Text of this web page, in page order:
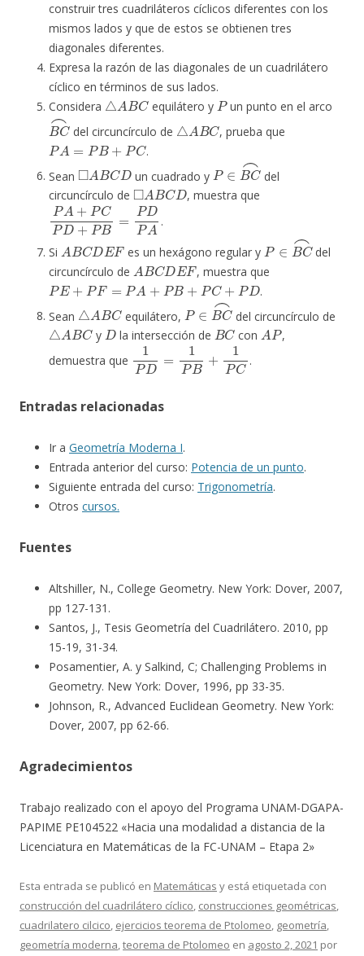
construir tres cuadriláteros cíclicos diferentes con los
mismos lados y que de estos se obtienen tres
diagonales diferentes.
Expresa la razón de las diagonales de un cuadrilátero
cíclico en términos de sus lados.
Considera
△ABC
equilátero y
P
un punto en el arco
BC⌢
del circuncírculo de
△ ABC
, prueba que
PA= PB+PC
.
Sean
◻ A BCD
un cuadrado y
P∈ C⌢
del
circuncírculo de
◻ABCD
, muestra que
PA+PC PD+ =PD
.
Si
es un hexágono regular y
C⌢
del
circuncírculo de
A BC DEF
, muestra que
PE+PF=PA +P B+PC+PD
.
Sean
△ ABC
equilátero,
P∈ C⌢
del circuncírculo de
△ABC
y
D
la intersección de
BC
con
AP
,
demuestra que
PD B+
.
Entradas relacionadas
Ir a Geometría Moderna I.
Entrada anterior del curso: Potencia de un punto.
Siguiente entrada del curso: Trigonometría.
Otros cursos.
Fuentes
Altshiller, N., College Geometry. New York: Dover, 2007,
pp 127-131.
Santos, J., Tesis Geometría del Cuadrilátero. 2010, pp
15-19, 31-34.
Posamentier, A. y Salkind, C; Challenging Problems in
Geometry. New York: Dover, 1996, pp 33-35.
Johnson, R., Advanced Euclidean Geometry. New York:
Dover, 2007, pp 62-66.
Agradecimientos
Trabajo realizado con el apoyo del Programa UNAM-DGAPA-
PAPIME PE104522 «Hacia una modalidad a distancia de la
Licenciatura en Matemáticas de la FC-UNAM – Etapa 2»
Esta entrada se publicó en Matemáticas y está etiquetada con
construcción del cuadrilátero cíclico, construcciones geométricas,
cuadrilatero cilcico, ejercicios teorema de Ptolomeo, geometría,
geometría moderna,teorema de Ptolomeo en agosto 2, 2021 por